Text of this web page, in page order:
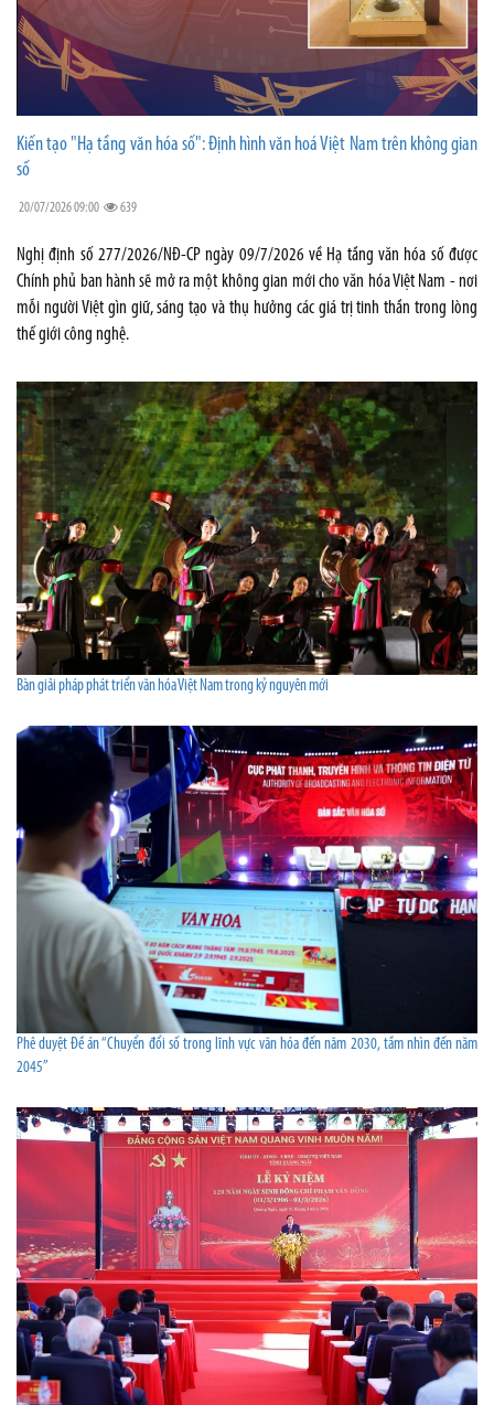
Kiến tạo "Hạ tầng văn hóa số": Định hình văn hoá Việt Nam trên không gian
số
20/07/2026 09:00 639
Nghị định số 277/2026/NĐ-CP ngày 09/7/2026 về Hạ tầng văn hóa số được
Chính phủ ban hành sẽ mở ra một không gian mới cho văn hóa Việt Nam - nơi
mỗi người Việt gìn giữ, sáng tạo và thụ hưởng các giá trị tinh thần trong lòng
thế giới công nghệ.
Bàn giải pháp phát triển văn hóa Việt Nam trong kỷ nguyên mới
Phê duyệt Đề án “Chuyển đổi số trong lĩnh vực văn hóa đến năm 2030, tầm nhìn đến năm
2045”